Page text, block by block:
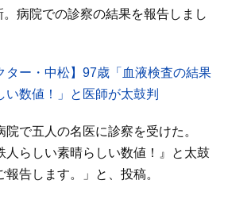
病院での診察の結果を報告しまし
ター・中松】97歳「血液検査の結果
い数値！」と医師が太鼓判
で五人の名医に診察を受けた。
人らしい素晴らしい数値！』と太鼓
告します。」と、投稿。